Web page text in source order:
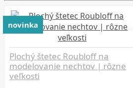
Plochý štetec Roubloff na
modelovanie nechtov | rôzne
veľkosti
novinka